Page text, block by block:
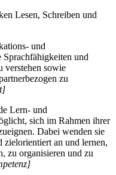
Lesen, Schreiben und
und
und
verstehen sowie
zu
Lern- und
sich im Rahmen ihrer
Dabei wenden sie
zielorientiert an und lernen,
zu organisieren und zu